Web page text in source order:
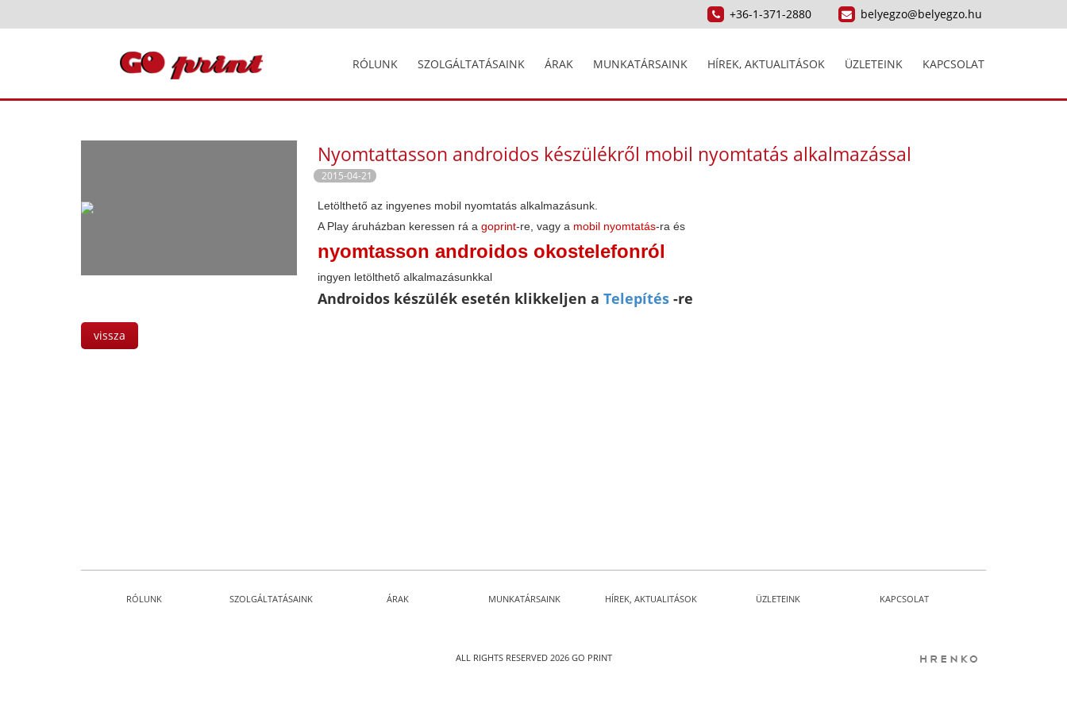
+36-1-371-2880 belyegzo@belyegzo.hu
RÓLUNK SZOLGÁLTATÁSAINK ÁRAK MUNKATÁRSAINK HÍREK, AKTUALITÁSOK ÜZLETEINK KAPCSOLAT
Nyomtattasson androidos készülékről mobil nyomtatás alkalmazással
2015-04-21
Letölthető az ingyenes mobil nyomtatás alkalmazásunk.
A Play áruházban keressen rá a goprint-re, vagy a mobil nyomtatás-ra és
nyomtasson androidos okostelefonról
ingyen letölthető alkalmazásunkkal
Androidos készülék esetén klikkeljen a Telepítés -re
vissza
RÓLUNK SZOLGÁLTATÁSAINK ÁRAK MUNKATÁRSAINK HÍREK, AKTUALITÁSOK ÜZLETEINK KAPCSOLAT
ALL RIGHTS RESERVED 2026 GO PRINT